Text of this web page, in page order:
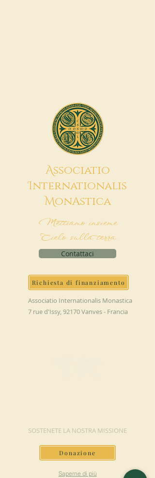
Associatio
Internationalis
MonAstica
Mettiamo insieme
Cielo sulla terra
Contattaci
Richiesta di finanziamento
Associatio Internationalis Monastica
7 rue d'Issy, 92170 Vanves - Francia
SOSTENETE LA NOSTRA MISSIONE
Donazione
Saperne di più